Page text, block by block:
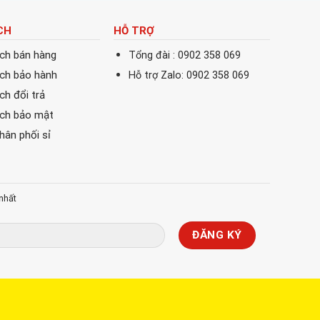
bán hàng
bảo hành
đổi trả
bảo mật
phối sỉ
HỖ TRỢ
Tổng đài : 0902 358 069
Hỗ trợ Zalo: 0902 358 069